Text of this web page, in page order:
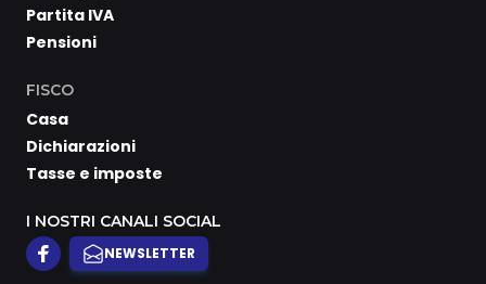
Partita IVA
Pensioni
FISCO
Casa
Dichiarazioni
Tasse e imposte
I NOSTRI CANALI SOCIAL
NEWSLETTER